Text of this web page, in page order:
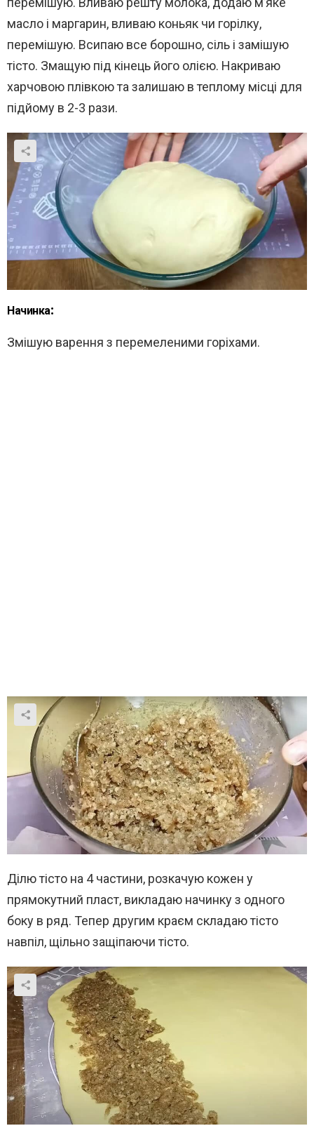
масло і маргарин, вливаю коньяк чи горілку,
перемішую. Всипаю все борошно, сіль і замішую
тісто. Змащую під кінець його олією. Накриваю
харчовою плівкою та залишаю в теплому місці для
підйому в 2-3 рази.
Начинка:
Змішую варення з перемеленими горіхами.
Ділю тісто на 4 частини, розкачую кожен у
прямокутний пласт, викладаю начинку з одного
боку в ряд. Тепер другим краєм складаю тісто
навпіл, щільно защіпаючи тісто.